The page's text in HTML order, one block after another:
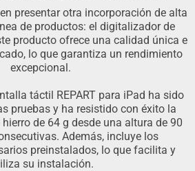
presentar otra incorporación de alta
de productos: el digitalizador de
producto ofrece una calidad única e
lo que garantiza un rendimiento
excepcional.
táctil REPART para iPad ha sido
pruebas y ha resistido con éxito la
de 64 g desde una altura de 90
Además, incluye los
preinstalados, lo que facilita y
su instalación.